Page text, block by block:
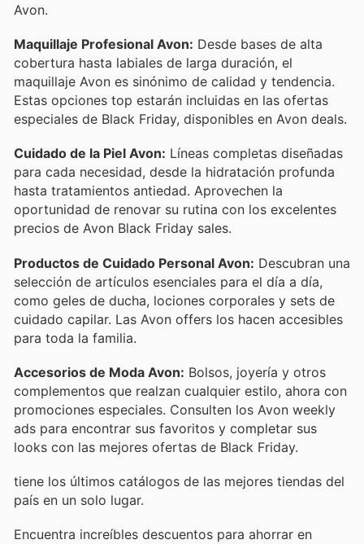
Avon.
Maquillaje Profesional Avon: Desde bases de alta
cobertura hasta labiales de larga duración, el
maquillaje Avon es sinónimo de calidad y tendencia.
Estas opciones top estarán incluidas en las ofertas
especiales de Black Friday, disponibles en Avon deals.
Cuidado de la Piel Avon: Líneas completas diseñadas
para cada necesidad, desde la hidratación profunda
hasta tratamientos antiedad. Aprovechen la
oportunidad de renovar su rutina con los excelentes
precios de Avon Black Friday sales.
Productos de Cuidado Personal Avon: Descubran una
selección de artículos esenciales para el día a día,
como geles de ducha, lociones corporales y sets de
cuidado capilar. Las Avon offers los hacen accesibles
para toda la familia.
Accesorios de Moda Avon: Bolsos, joyería y otros
complementos que realzan cualquier estilo, ahora con
promociones especiales. Consulten los Avon weekly
ads para encontrar sus favoritos y completar sus
looks con las mejores ofertas de Black Friday.
tiene los últimos catálogos de las mejores tiendas del
país en un solo lugar.
Encuentra increíbles descuentos para ahorrar en